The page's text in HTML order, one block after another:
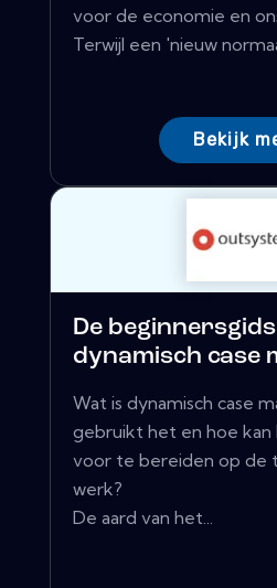
voor de economie en
Terwijl een 'nieuw
Bekijk
De
dynamisch case
Wat is dynamisch case
gebruikt het en hoe kan
voor te bereiden op de
werk?
De aard van het...